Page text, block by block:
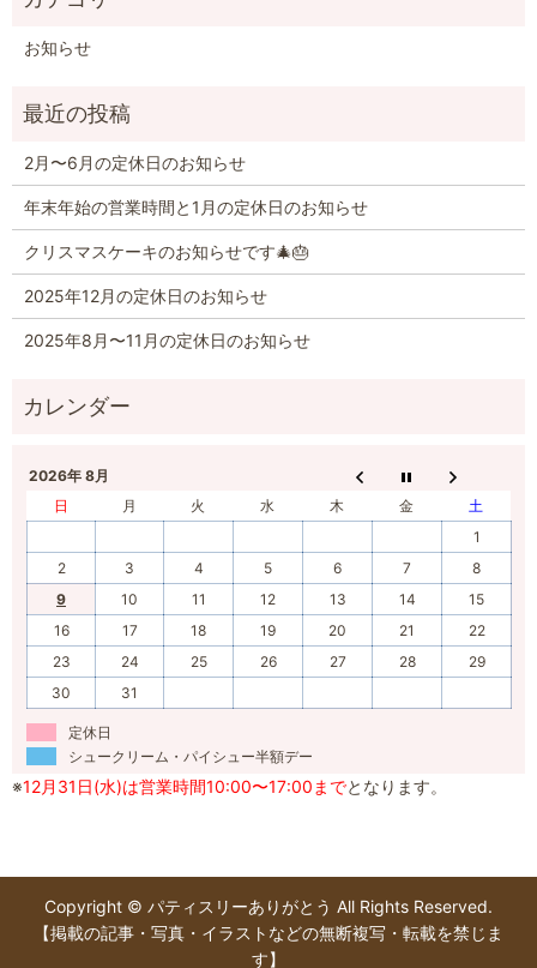
お知らせ
2月〜6月の定休日のお知らせ
年末年始の営業時間と1月の定休日のお知らせ
クリスマスケーキのお知らせです🎄🎂
2025年12月の定休日のお知らせ
2025年8月〜11月の定休日のお知らせ
2026年 8月
日
月 火 水 木 金
土
1
2
3 4 5 6 7
8
9
10 11 12 13 14
15
16
17 18 19 20 21
22
23
24 25 26 27 28
29
30
31
定休日
シュークリーム・パイシュー半額デー
※12月31日(水)は営業時間10:00〜17:00までとなります。
Copyright © パティスリーありがとう All Rights Reserved.
【掲載の記事・写真・イラストなどの無断複写・転載を禁じま
す】